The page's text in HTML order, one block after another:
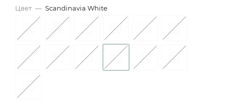
Цвет — Scandinavia White